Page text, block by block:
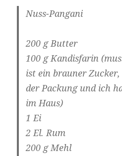
Nuss-Pangani
200 g Butter
100 g Kandisfarin
ist ein brauner
der Packung und ich
im Haus)
1 Ei
2 El. Rum
200 g Mehl